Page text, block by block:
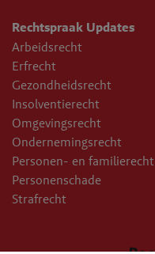
Rechtspraak Updates
Arbeidsrecht
Erfrecht
Gezondheidsrecht
Insolventierecht
Omgevingsrecht
Ondernemingsrecht
Personen- en familierecht
Personenschade
Strafrecht